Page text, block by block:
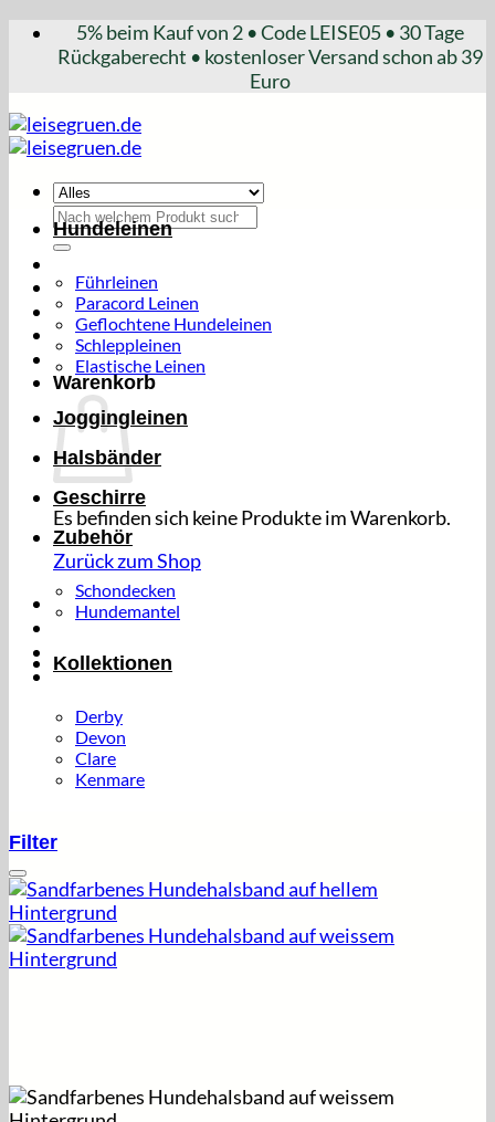
Zum
Inhalt
5% beim Kauf von 2 • Code LEISE05 • 30 Tage
Rückgaberecht • kostenloser Versand schon ab 39
Euro
Suchen
nach:
Warenkorb
Es befinden sich keine Produkte im Warenkorb.
Zurück zum Shop
Hundeleinen
Führleinen
Paracord Leinen
Geflochtene Hundeleinen
Schleppleinen
Elastische Leinen
Joggingleinen
Halsbänder
Geschirre
Zubehör
Schondecken
Hundemantel
Kollektionen
Derby
Devon
Clare
Kenmare
Filter